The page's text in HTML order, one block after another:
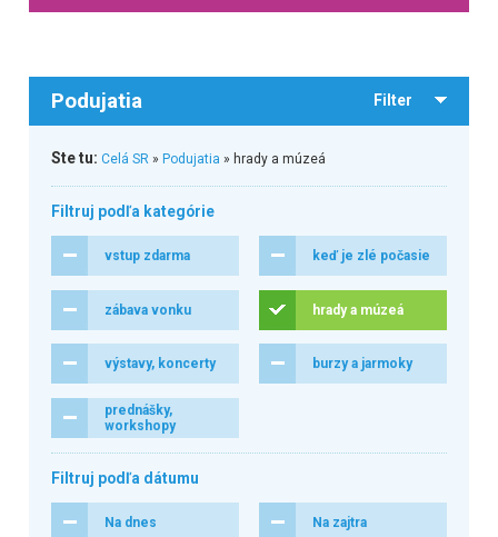
Podujatia Filter
Ste tu: Celá SR» Podujatia » hrady a múzeá
Filtruj podľa kategórie
vstup zdarma keď je zlé počasie
zábava vonku hrady a múzeá
výstavy, koncerty burzy a jarmoky
prednášky,
workshopy
Filtruj podľa dátumu
Na dnes Na zajtra